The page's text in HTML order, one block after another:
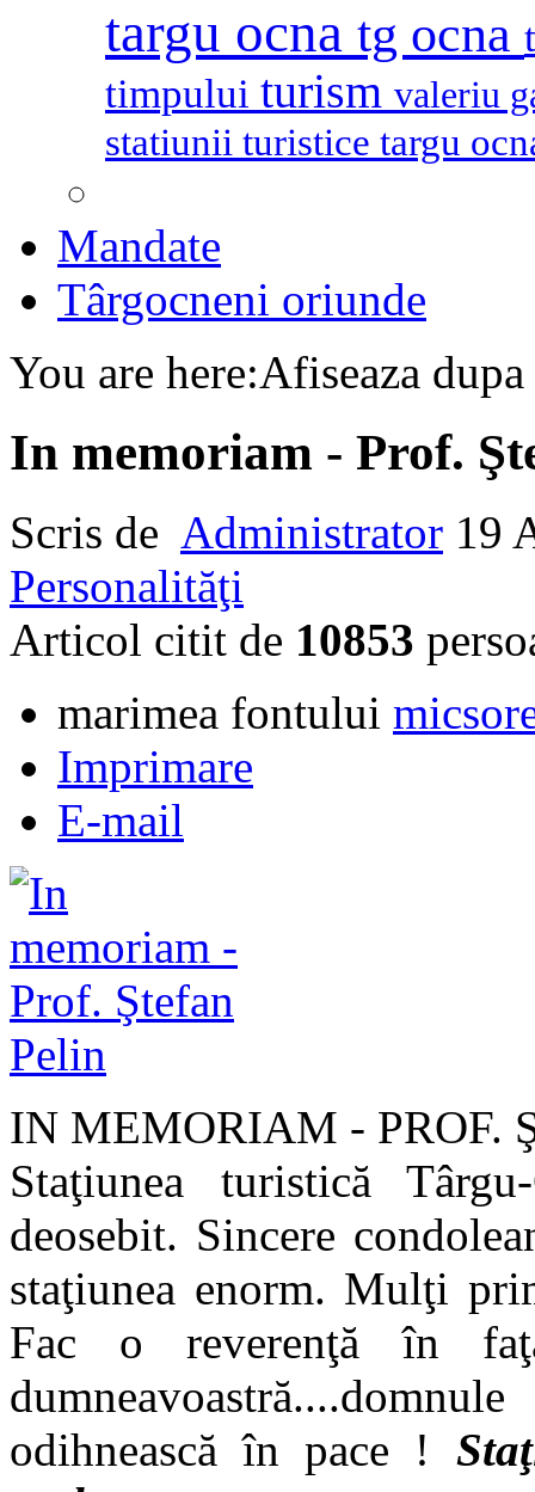
targu ocna tg ocna
timpului turism valeriu
statiunii turistice targu
Mandate
Târgocneni oriunde
You are here:Afiseaza
In memoriam - Prof.
Scris de Administrator 19
Personalităţi
Articol citit de 10853
marimea fontului
Imprimare
E-mail
IN MEMORIAM - PROF.
Staţiunea turistică
deosebit. Sincere
staţiunea enorm. Mulţi
Fac o reverenţă în
odihnească în pace !